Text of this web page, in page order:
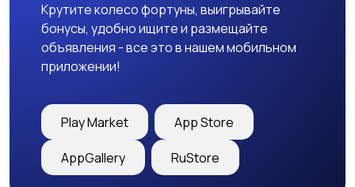
Крутите колесо фортуны, выигрывайте
бонусы, удобно ищите и размещайте
объявления - все это в нашем мобильном
приложении!
Play Market App Store
AppGallery RuStore